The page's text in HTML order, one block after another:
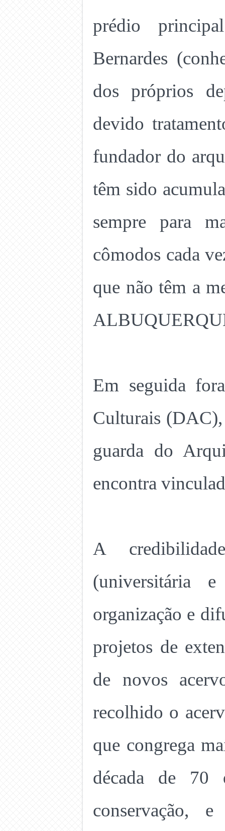
prédio
Bernardes
dos próprios
devido
fundador do
têm sido
sempre para
cômodos cada
que não têm a
Em seguida
Culturais (DAC),
guarda do
encontra
A
(universitária
organização e
projetos de
de novos
recolhido o
que congrega
década de 70
conservação,